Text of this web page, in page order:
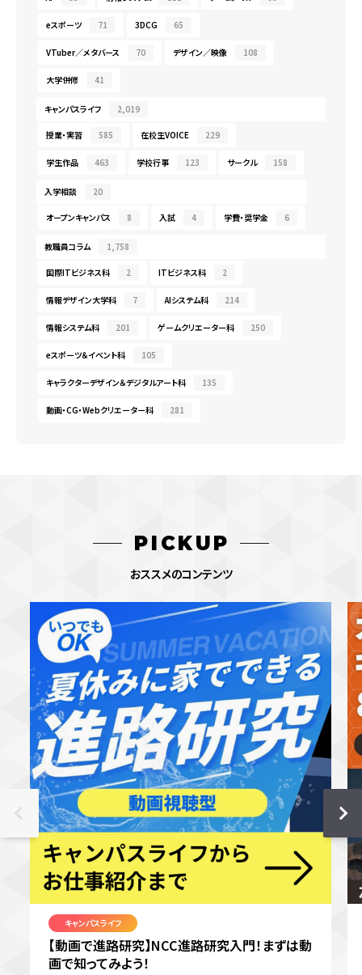
eスポーツ 71 3DCG 65
VTuber／メタバース 70 デザイン／映像 108
大学併修 41
キャンパスライフ 2,019
授業・実習 585 在校生VOICE 229
学生作品 463 学校行事 123 サークル 158
入学相談 20
オープンキャンパス 8 入試 4 学費・奨学金 6
教職員コラム 1,758
国際ITビジネス科 2 ITビジネス科 2
情報デザイン大学科 7 AIシステム科 214
情報システム科 201 ゲームクリエーター科 250
eスポーツ＆イベント科 105
キャラクターデザイン＆デジタルアート科 135
動画・CG・Webクリエーター科 281
PICKUP
おススメのコンテンツ
キャンパスライフ
【動画で進路研究】NCC進路研究入門！まずは動
画で知ってみよう！